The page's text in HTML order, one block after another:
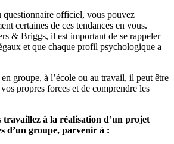
questionnaire officiel, vous pouvez
certaines de ces tendances en vous.
& Briggs, il est important de se rappeler
et que chaque profil psychologique a
groupe, à l’école ou au travail, il peut être
propres forces et de comprendre les
travaillez à la réalisation d’un projet
d’un groupe, parvenir à :